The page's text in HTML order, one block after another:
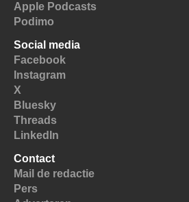
Apple Podcasts
Podimo
Social media
Facebook
Instagram
X
Bluesky
Threads
LinkedIn
Contact
Mail de redactie
Pers